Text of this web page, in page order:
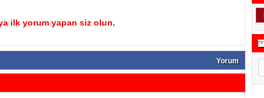
ilk yorum yapan siz olun.
Yorum